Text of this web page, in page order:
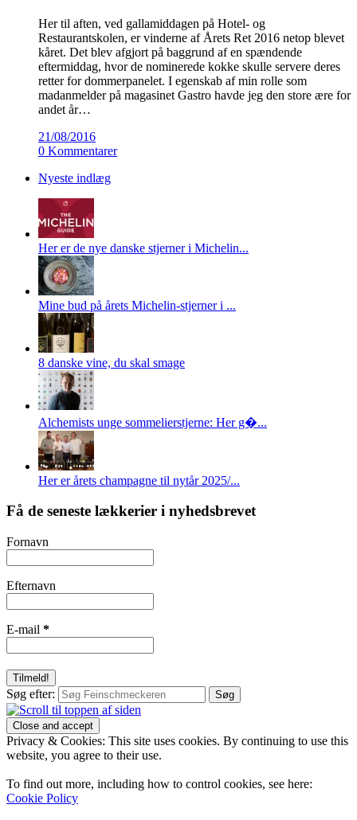
Her til aften, ved gallamiddagen på Hotel- og
Restaurantskolen, er vinderne af Årets Ret 2016 netop blevet
kåret. Det blev afgjort på baggrund af en spændende
eftermiddag, hvor de nominerede kokke skulle servere deres
retter for dommerpanelet. I egenskab af min rolle som
madanmelder på magasinet Gastro havde jeg den store ære for
andet år…
21/08/2016
0 Kommentarer
Nyeste indlæg
Her er de nye danske stjerner i Michelin...
Mine bud på årets Michelin-stjerner i ...
8 danske vine, du skal smage
Alchemists unge sommelierstjerne: Her g�...
Her er årets champagne til nytår 2025/...
Få de seneste lækkerier i nyhedsbrevet
Fornavn
Efternavn
E-mail *
Søg efter:
Privacy & Cookies: This site uses cookies. By continuing to use this
website, you agree to their use.
To find out more, including how to control cookies, see here:
Cookie Policy